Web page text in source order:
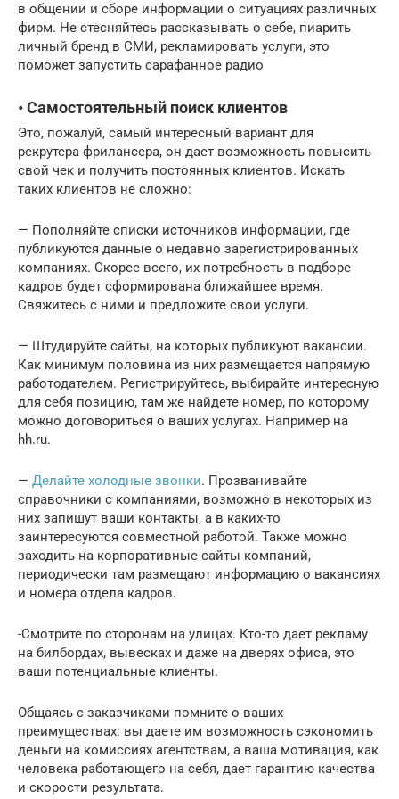
в общении и сборе информации о ситуациях различных
фирм. Не стесняйтесь рассказывать о себе, пиарить
личный бренд в СМИ, рекламировать услуги, это
поможет запустить сарафанное радио
• Самостоятельный поиск клиентов
Это, пожалуй, самый интересный вариант для
рекрутера-фрилансера, он дает возможность повысить
свой чек и получить постоянных клиентов. Искать
таких клиентов не сложно:
— Пополняйте списки источников информации, где
публикуются данные о недавно зарегистрированных
компаниях. Скорее всего, их потребность в подборе
кадров будет сформирована ближайшее время.
Свяжитесь с ними и предложите свои услуги.
— Штудируйте сайты, на которых публикуют вакансии.
Как минимум половина из них размещается напрямую
работодателем. Регистрируйтесь, выбирайте интересную
для себя позицию, там же найдете номер, по которому
можно договориться о ваших услугах. Например на
hh.ru.
— Делайте холодные звонки. Прозванивайте
справочники с компаниями, возможно в некоторых из
них запишут ваши контакты, а в каких-то
заинтересуются совместной работой. Также можно
заходить на корпоративные сайты компаний,
периодически там размещают информацию о вакансиях
и номера отдела кадров.
-Смотрите по сторонам на улицах. Кто-то дает рекламу
на билбордах, вывесках и даже на дверях офиса, это
ваши потенциальные клиенты.
Общаясь с заказчиками помните о ваших
преимуществах: вы даете им возможность сэкономить
деньги на комиссиях агентствам, а ваша мотивация, как
человека работающего на себя, дает гарантию качества
и скорости результата.